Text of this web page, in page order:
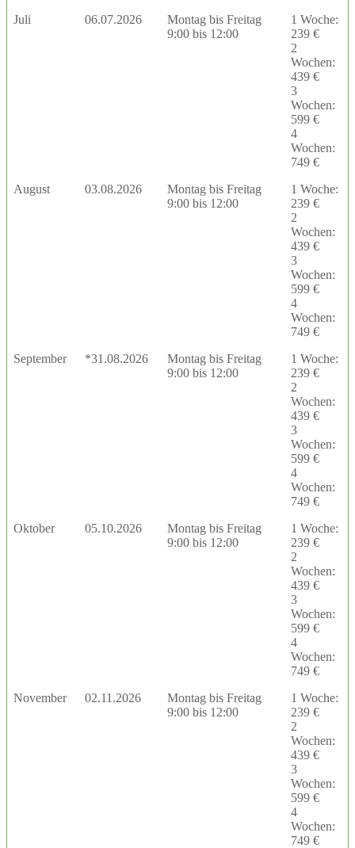
Juli
06.07.2026
Montag bis Freitag
9:00 bis 12:00
1 Woche:
239 €
2
Wochen:
439 €
3
Wochen:
599 €
4
Wochen:
749 €
August
03.08.2026
Montag bis Freitag
9:00 bis 12:00
1 Woche:
239 €
2
Wochen:
439 €
3
Wochen:
599 €
4
Wochen:
749 €
September
*31.08.2026
Montag bis Freitag
9:00 bis 12:00
1 Woche:
239 €
2
Wochen:
439 €
3
Wochen:
599 €
4
Wochen:
749 €
Oktober
05.10.2026
Montag bis Freitag
9:00 bis 12:00
1 Woche:
239 €
2
Wochen:
439 €
3
Wochen:
599 €
4
Wochen:
749 €
November
02.11.2026
Montag bis Freitag
9:00 bis 12:00
1 Woche:
239 €
2
Wochen:
439 €
3
Wochen:
599 €
4
Wochen:
749 €